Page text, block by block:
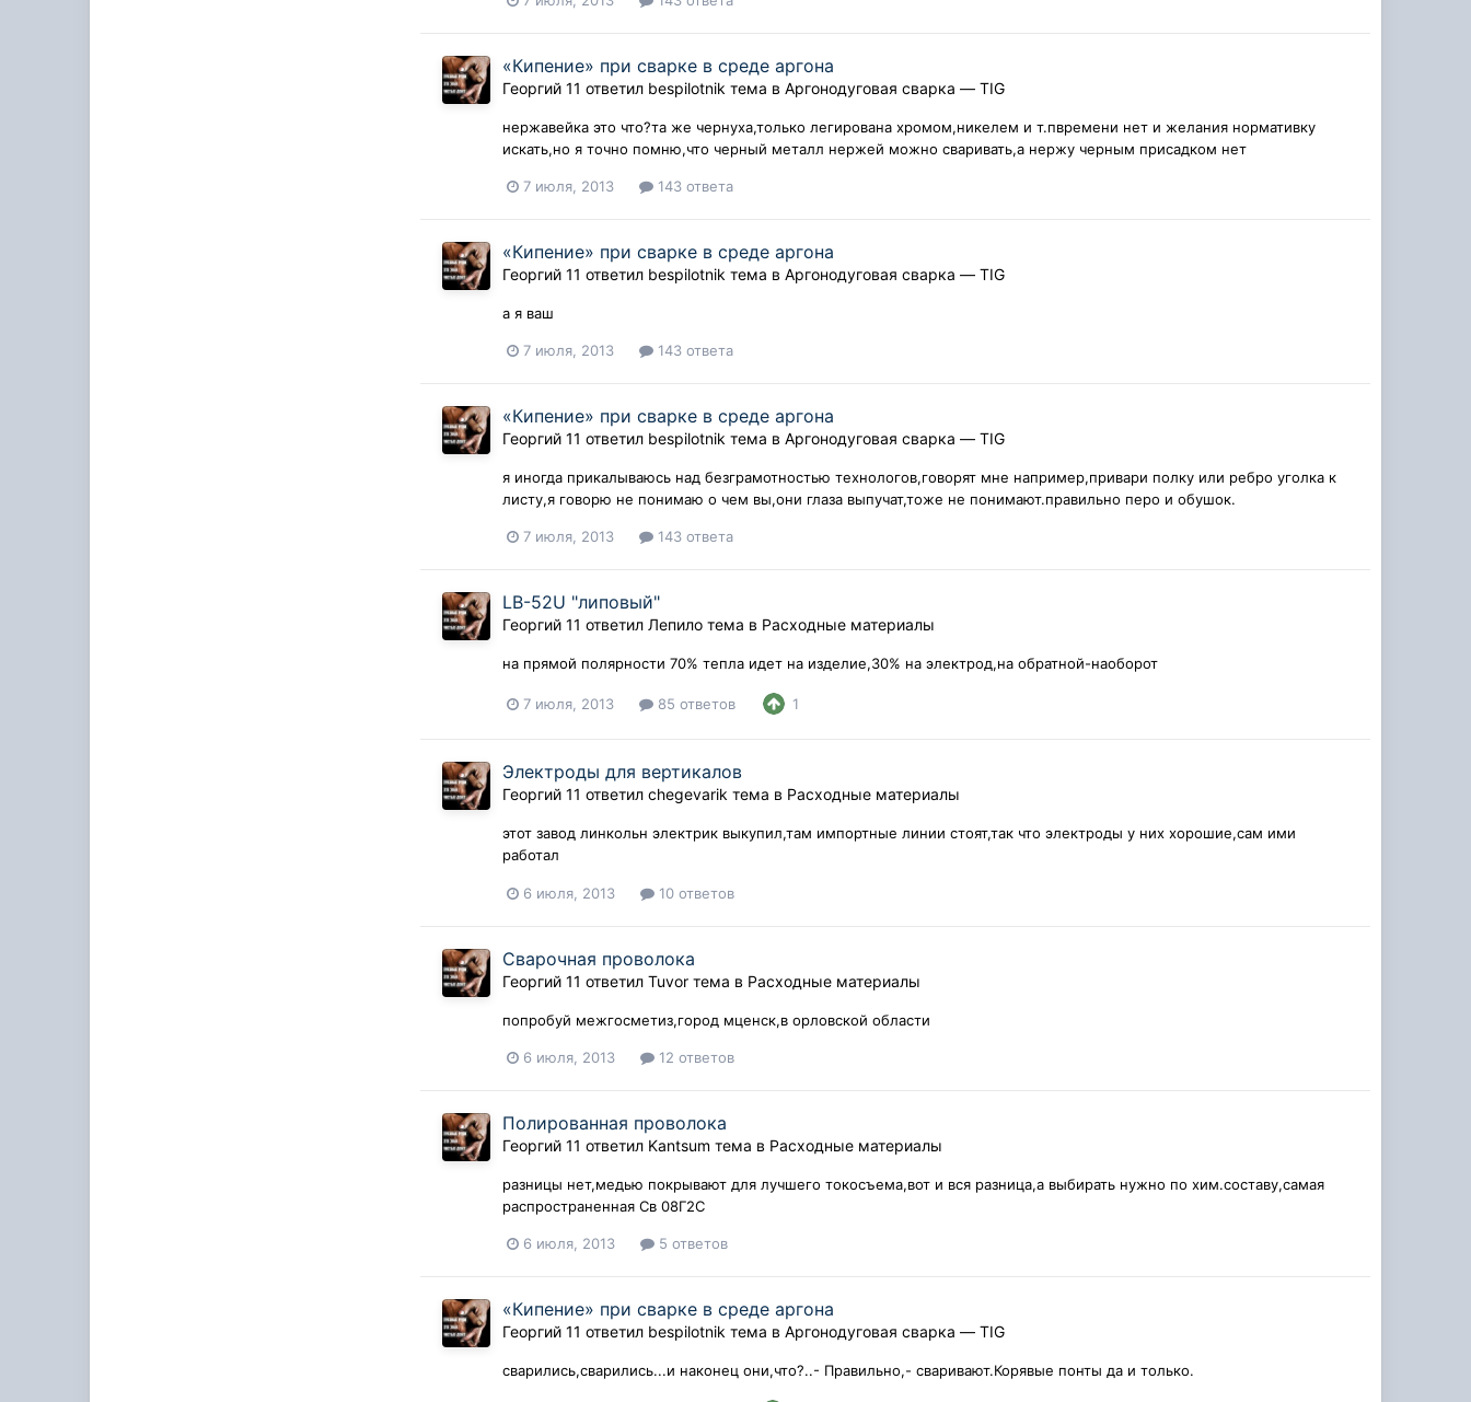
«Кипение» при сварке в среде аргона
Георгий 11 ответил bespilotnik тема вАргонодуговая сварка — TIG
нержавейка это что?та же чернуха,только легирована хромом,никелем и т.пвремени нет и желания нормативку
искать,но я точно помню,что черный металл нержей можно сваривать,а нержу черным присадком нет
7 июля, 2013 143 ответа
«Кипение» при сварке в среде аргона
Георгий 11 ответил bespilotnik тема вАргонодуговая сварка — TIG
а я ваш
7 июля, 2013 143 ответа
«Кипение» при сварке в среде аргона
Георгий 11 ответил bespilotnik тема вАргонодуговая сварка — TIG
я иногда прикалываюсь над безграмотностью технологов,говорят мне например,привари полку или ребро уголка к
листу,я говорю не понимаю о чем вы,они глаза выпучат,тоже не понимают.правильно перо и обушок.
7 июля, 2013 143 ответа
LB-52U "липовый"
Георгий 11 ответилЛепило тема в Расходные материалы
на прямой полярности 70% тепла идет на изделие,30% на электрод,на обратной-наоборот
7 июля, 2013 85 ответов 1
Электроды для вертикалов
Георгий 11 ответилchegevarik тема в Расходные материалы
этот завод линкольн электрик выкупил,там импортные линии стоят,так что электроды у них хорошие,сам ими
работал
6 июля, 2013 10 ответов
Сварочная проволока
Георгий 11 ответилTuvor тема в Расходные материалы
попробуй межгосметиз,город мценск,в орловской области
6 июля, 2013 12 ответов
Полированная проволока
Георгий 11 ответил Kantsum тема в Расходные материалы
разницы нет,медью покрывают для лучшего токосъема,вот и вся разница,а выбирать нужно по хим.составу,самая
распространенная Св 08Г2С
6 июля, 2013 5 ответов
«Кипение» при сварке в среде аргона
Георгий 11 ответил bespilotnik тема вАргонодуговая сварка — TIG
сварились,сварились...и наконец они,что?..- Правильно,- сваривают.Корявые понты да и только.